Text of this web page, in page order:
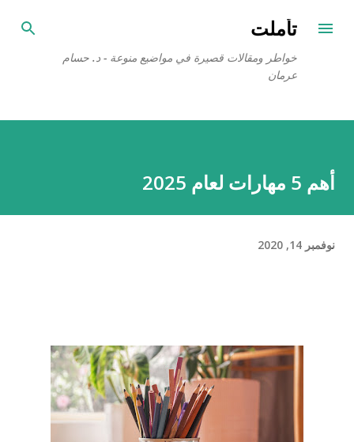
تأملت
خواطر ومقالات قصيرة في مواضيع منوعة - د. حسام
عرمان
أهم 5 مهارات لعام 2025
نوفمبر 14, 2020